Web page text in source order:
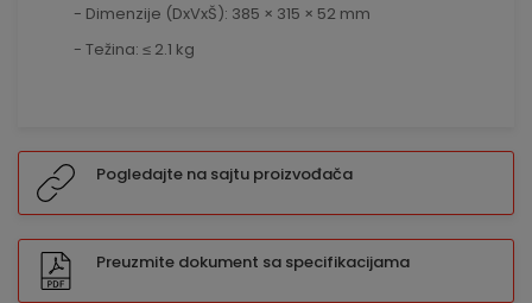
- Dimenzije (DxVxŠ): 385 × 315 × 52 mm
- Težina: ≤ 2.1 kg
Pogledajte na sajtu proizvođača
Preuzmite dokument sa specifikacijama